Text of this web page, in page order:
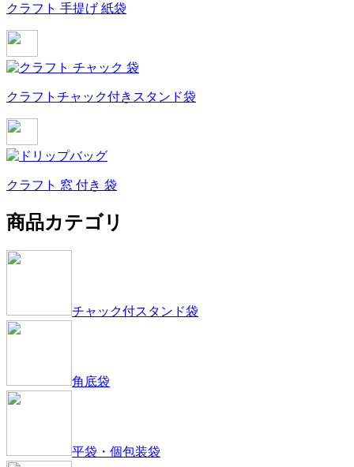
クラフト 手提げ 紙袋
クラフトチャック付きスタンド袋
クラフト 窓 付き 袋
商品カテゴリ
チャック付スタンド袋
角底袋
平袋・個包装袋